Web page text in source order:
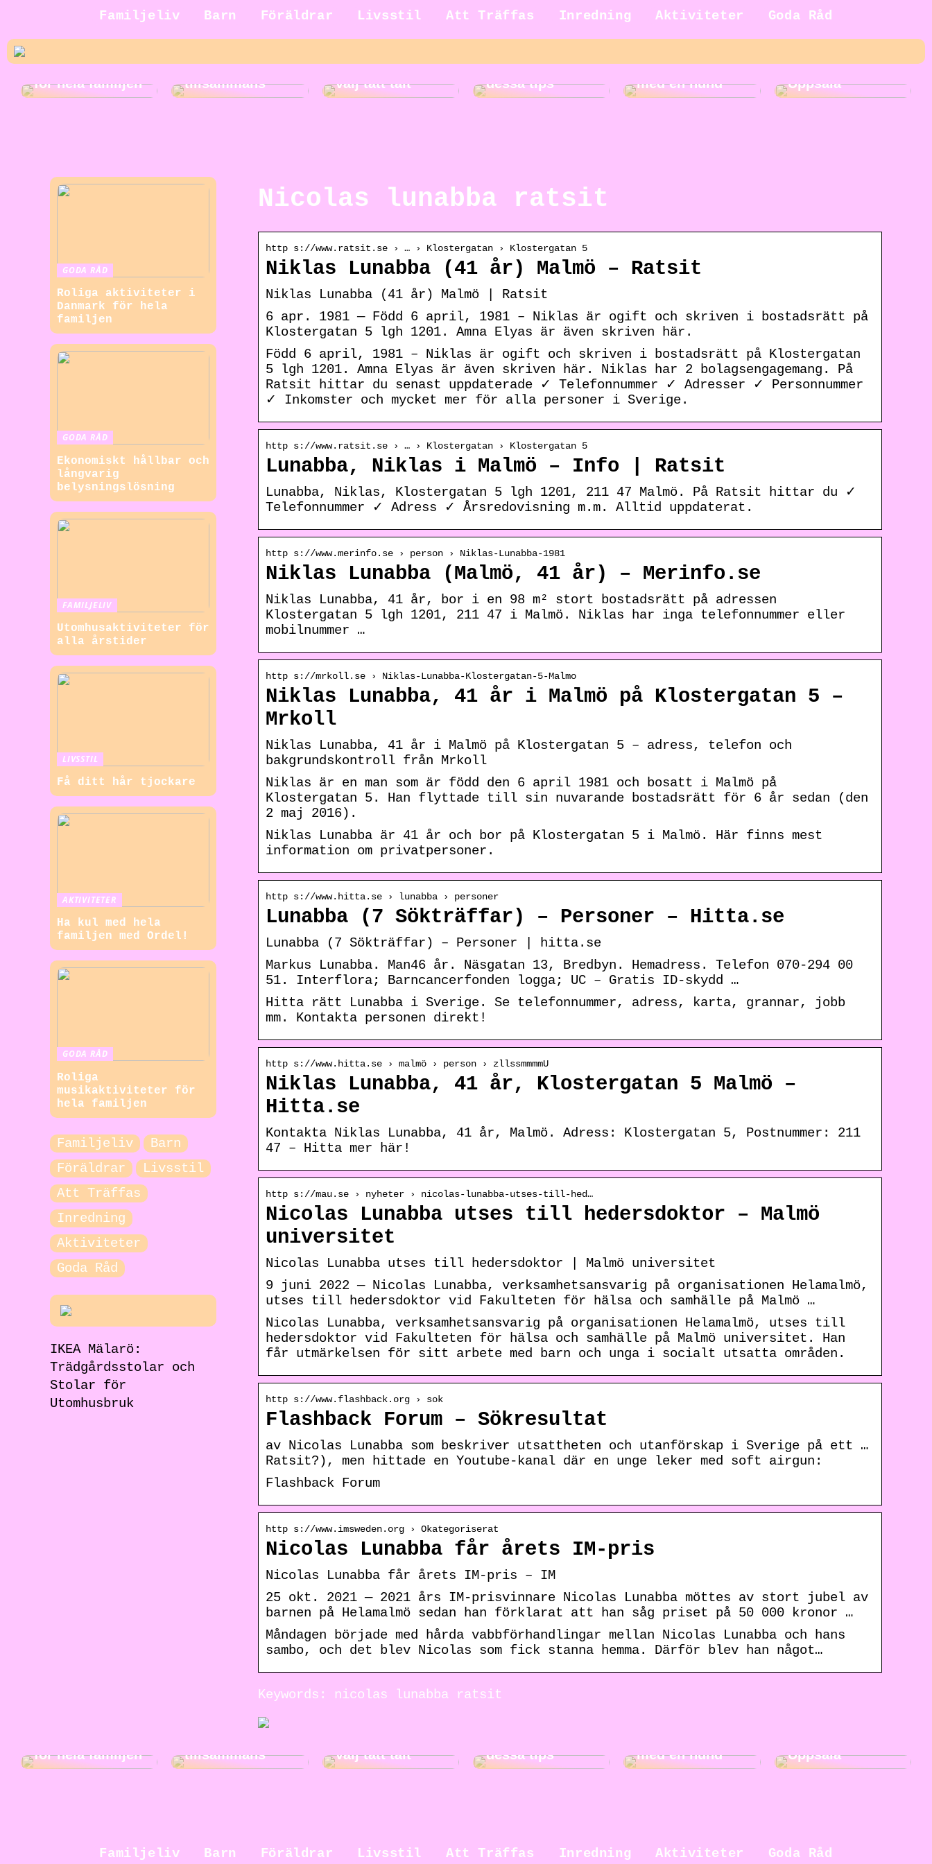
Familjeliv Barn Föräldrar Livsstil Att Träffas Inredning Aktiviteter Goda Råd
för hela familjen
Jakt för hela
rolig och
tillsammans
välj tätt tält
dessa tips
med en hund
Uppsala
Nicolas lunabba ratsit
http s://www.ratsit.se › … › Klostergatan › Klostergatan 5
Niklas Lunabba (41 år) Malmö – Ratsit
Niklas Lunabba (41 år) Malmö | Ratsit
6 apr. 1981 — Född 6 april, 1981 – Niklas är ogift och skriven i bostadsrätt på
Klostergatan 5 lgh 1201. Amna Elyas är även skriven här.
Född 6 april, 1981 – Niklas är ogift och skriven i bostadsrätt på Klostergatan
5 lgh 1201. Amna Elyas är även skriven här. Niklas har 2 bolagsengagemang. På
Ratsit hittar du senast uppdaterade ✓ Telefonnummer ✓ Adresser ✓ Personnummer
✓ Inkomster och mycket mer för alla personer i Sverige.
http s://www.ratsit.se › … › Klostergatan › Klostergatan 5
Lunabba, Niklas i Malmö – Info | Ratsit
Lunabba, Niklas, Klostergatan 5 lgh 1201, 211 47 Malmö. På Ratsit hittar du ✓
Telefonnummer ✓ Adress ✓ Årsredovisning m.m. Alltid uppdaterat.
http s://www.merinfo.se › person › Niklas-Lunabba-1981
Niklas Lunabba (Malmö, 41 år) – Merinfo.se
Niklas Lunabba, 41 år, bor i en 98 m² stort bostadsrätt på adressen
Klostergatan 5 lgh 1201, 211 47 i Malmö. Niklas har inga telefonnummer eller
mobilnummer …
http s://mrkoll.se › Niklas-Lunabba-Klostergatan-5-Malmo
Niklas Lunabba, 41 år i Malmö på Klostergatan 5 –
Mrkoll
Niklas Lunabba, 41 år i Malmö på Klostergatan 5 – adress, telefon och
bakgrundskontroll från Mrkoll
Niklas är en man som är född den 6 april 1981 och bosatt i Malmö på
Klostergatan 5. Han flyttade till sin nuvarande bostadsrätt för 6 år sedan (den
2 maj 2016).
Niklas Lunabba är 41 år och bor på Klostergatan 5 i Malmö. Här finns mest
information om privatpersoner.
http s://www.hitta.se › lunabba › personer
Lunabba (7 Sökträffar) – Personer – Hitta.se
Lunabba (7 Sökträffar) – Personer | hitta.se
Markus Lunabba. Man46 år. Näsgatan 13, Bredbyn. Hemadress. Telefon 070-294 00
51. Interflora; Barncancerfonden logga; UC – Gratis ID-skydd …
Hitta rätt Lunabba i Sverige. Se telefonnummer, adress, karta, grannar, jobb
mm. Kontakta personen direkt!
http s://www.hitta.se › malmö › person › zllssmmmmU
Niklas Lunabba, 41 år, Klostergatan 5 Malmö –
Hitta.se
Kontakta Niklas Lunabba, 41 år, Malmö. Adress: Klostergatan 5, Postnummer: 211
47 – Hitta mer här!
http s://mau.se › nyheter › nicolas-lunabba-utses-till-hed…
Nicolas Lunabba utses till hedersdoktor – Malmö
universitet
Nicolas Lunabba utses till hedersdoktor | Malmö universitet
9 juni 2022 — Nicolas Lunabba, verksamhetsansvarig på organisationen Helamalmö,
utses till hedersdoktor vid Fakulteten för hälsa och samhälle på Malmö …
Nicolas Lunabba, verksamhetsansvarig på organisationen Helamalmö, utses till
hedersdoktor vid Fakulteten för hälsa och samhälle på Malmö universitet. Han
får utmärkelsen för sitt arbete med barn och unga i socialt utsatta områden.
http s://www.flashback.org › sok
Flashback Forum – Sökresultat
av Nicolas Lunabba som beskriver utsattheten och utanförskap i Sverige på ett …
Ratsit?), men hittade en Youtube-kanal där en unge leker med soft airgun:
Flashback Forum
http s://www.imsweden.org › Okategoriserat
Nicolas Lunabba får årets IM-pris
Nicolas Lunabba får årets IM-pris – IM
25 okt. 2021 — 2021 års IM-prisvinnare Nicolas Lunabba möttes av stort jubel av
barnen på Helamalmö sedan han förklarat att han såg priset på 50 000 kronor …
Måndagen började med hårda vabbförhandlingar mellan Nicolas Lunabba och hans
sambo, och det blev Nicolas som fick stanna hemma. Därför blev han något…
Keywords: nicolas lunabba ratsit
GODA RÅD
Roliga aktiviteter i
Danmark för hela
familjen
GODA RÅD
Ekonomiskt hållbar och
långvarig
belysningslösning
FAMILJELIV
Utomhusaktiviteter för
alla årstider
LIVSSTIL
Få ditt hår tjockare
AKTIVITETER
Ha kul med hela
familjen med Ordel!
GODA RÅD
Roliga
musikaktiviteter för
hela familjen
Familjeliv
Barn
Föräldrar
Livsstil
Att Träffas
Inredning
Aktiviteter
Goda Råd
IKEA Mälarö:
Trädgårdsstolar och
Stolar för
Utomhusbruk
för hela familjen
familjen: En
tillsammans
välj tätt tält
dessa tips
med en hund
Uppsala
Familjeliv Barn Föräldrar Livsstil Att Träffas Inredning Aktiviteter Goda Råd